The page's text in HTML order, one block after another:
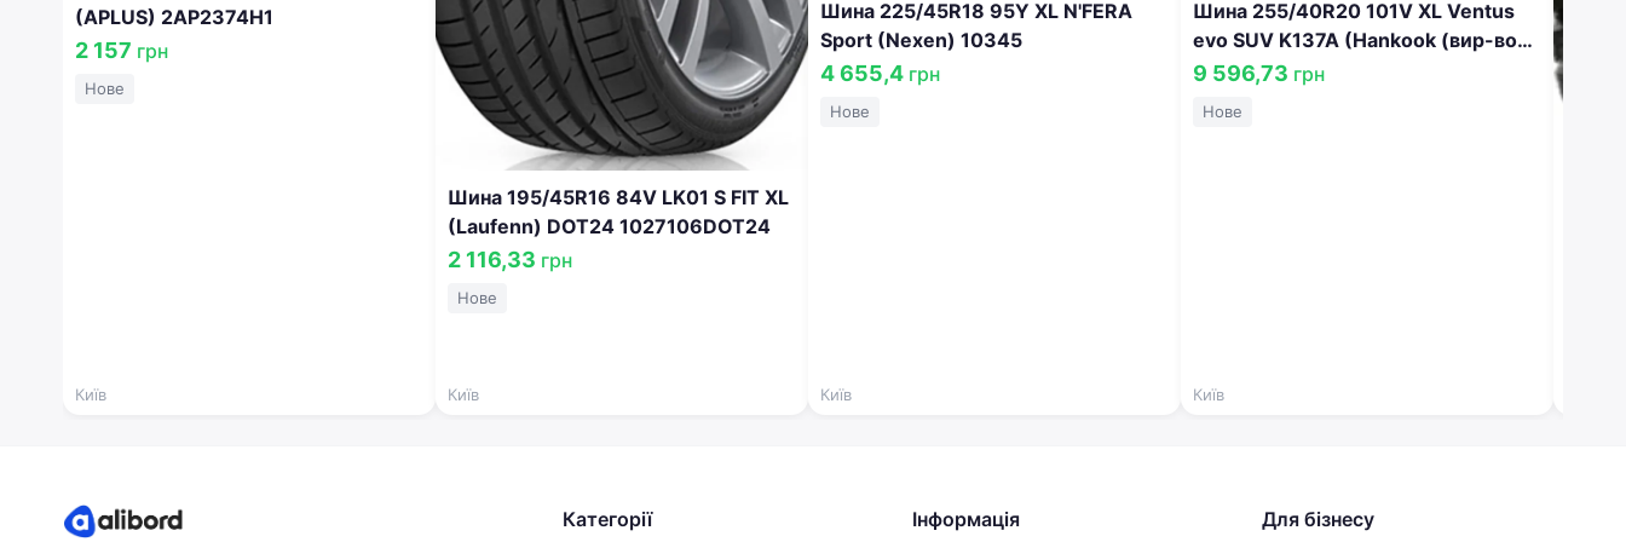
(APLUS) 2AP2374H1
2 157 грн
Нове
Київ
Шина 195/45R16 84V LK01 S FIT XL
(Laufenn) DOT24 1027106DOT24
2 116,33 грн
Нове
Київ
Шина 225/45R18 95Y XL N'FERA
Sport (Nexen) 10345
4 655,4 грн
Нове
Київ
Шина 255/40R20 101V XL Ventus
evo SUV K137A (Hankook (вир-во
Угорщина) 1032200
9 596,73 грн
Нове
Київ
Категорії Інформація Для бізнесу